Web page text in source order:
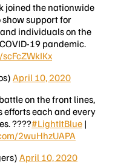
joined the nationwide
support for
individuals on the
19 pandemic.
April 10, 2020
on the front lines,
efforts each and every
????#LightItBlue |
2wuHhzUAPA
April 10, 2020